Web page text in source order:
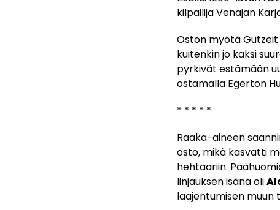
kilpailija Venäjän
Oston myötä Gutzeit
kuitenkin jo kaksi
pyrkivät estämään
ostamalla Egerton
* * * * *
Raaka-aineen
osto, mikä kasvatti
hehtaariin.
linjauksen isänä oli
laajentumisen muun